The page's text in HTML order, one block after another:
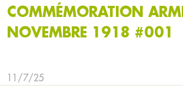
COMMÉMORATION
NOVEMBRE 1918 #001
11/7/25